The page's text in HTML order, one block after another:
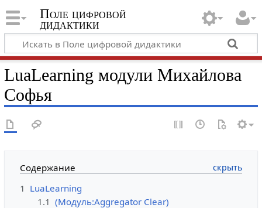
Поле цифровой
дидактики
LuaLearning модули Михайлова
Софья
Содержание
1 LuaLearning
1.1 (Модуль:Aggregator Clear)